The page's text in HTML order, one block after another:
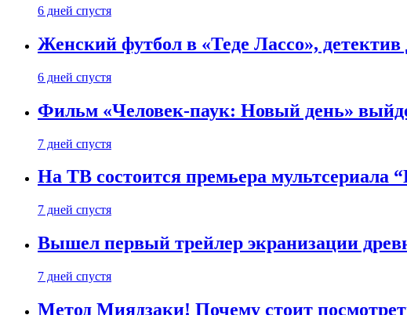
6 дней спустя
Женский футбол в «Теде Лассо»,
6 дней спустя
Фильм «Человек-паук: Новый день»
7 дней спустя
На ТВ состоится премьера мультсериала
7 дней спустя
Вышел первый трейлер экранизации
7 дней спустя
Метод Миядзаки! Почему стоит